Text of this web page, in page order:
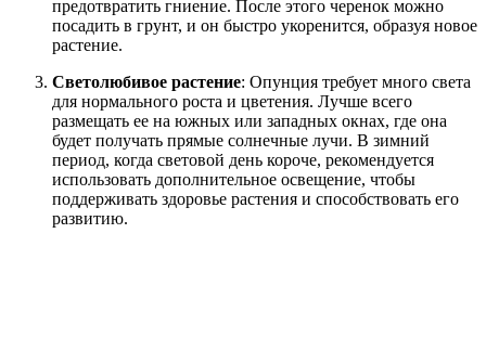
предотвратить гниение. После этого черенок можно
посадить в грунт, и он быстро укоренится, образуя новое
растение.
Светолюбивое растение: Опунция требует много света
для нормального роста и цветения. Лучше всего
размещать ее на южных или западных окнах, где она
будет получать прямые солнечные лучи. В зимний
период, когда световой день короче, рекомендуется
использовать дополнительное освещение, чтобы
поддерживать здоровье растения и способствовать его
развитию.